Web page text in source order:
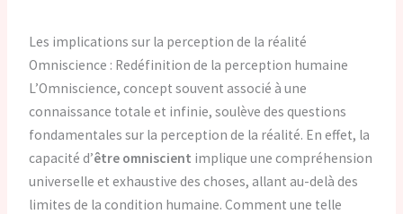
Les implications sur la perception de la réalité
Omniscience : Redéfinition de la perception humaine
L’Omniscience, concept souvent associé à une
connaissance totale et infinie, soulève des questions
fondamentales sur la perception de la réalité. En effet, la
capacité d’être omniscient implique une compréhension
universelle et exhaustive des choses, allant au-delà des
limites de la condition humaine. Comment une telle